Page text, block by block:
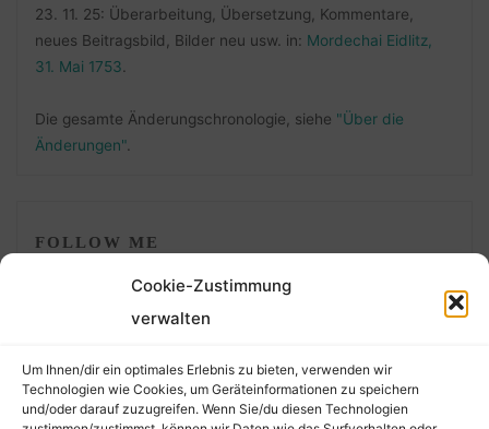
Cookie-Zustimmung
verwalten
Um Ihnen/dir ein optimales Erlebnis zu bieten, verwenden wir
Technologien wie Cookies, um Geräteinformationen zu speichern
und/oder darauf zuzugreifen. Wenn Sie/du diesen Technologien
23. 11. 25: Überarbeitung, Übersetzung, Kommentare,
neues Beitragsbild, Bilder neu usw. in: Mordechai Eidlitz,
31. Mai 1753
Die gesamte Änderungschronologie, siehe "Über die
Änderungen".
FOLLOW ME